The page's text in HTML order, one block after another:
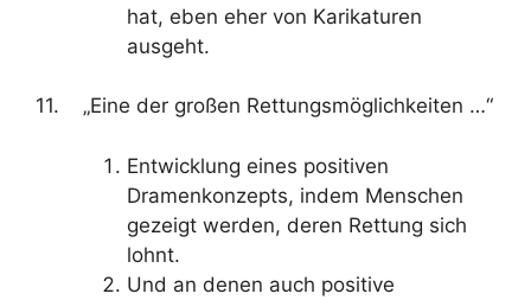
hat, eben eher von Karikaturen
ausgeht.
11. „Eine der großen Rettungsmöglichkeiten …“
Entwicklung eines positiven
Dramenkonzepts, indem Menschen
gezeigt werden, deren Rettung sich
lohnt.
Und an denen auch positive